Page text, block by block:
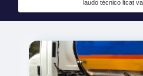
laudo técnico ltcat